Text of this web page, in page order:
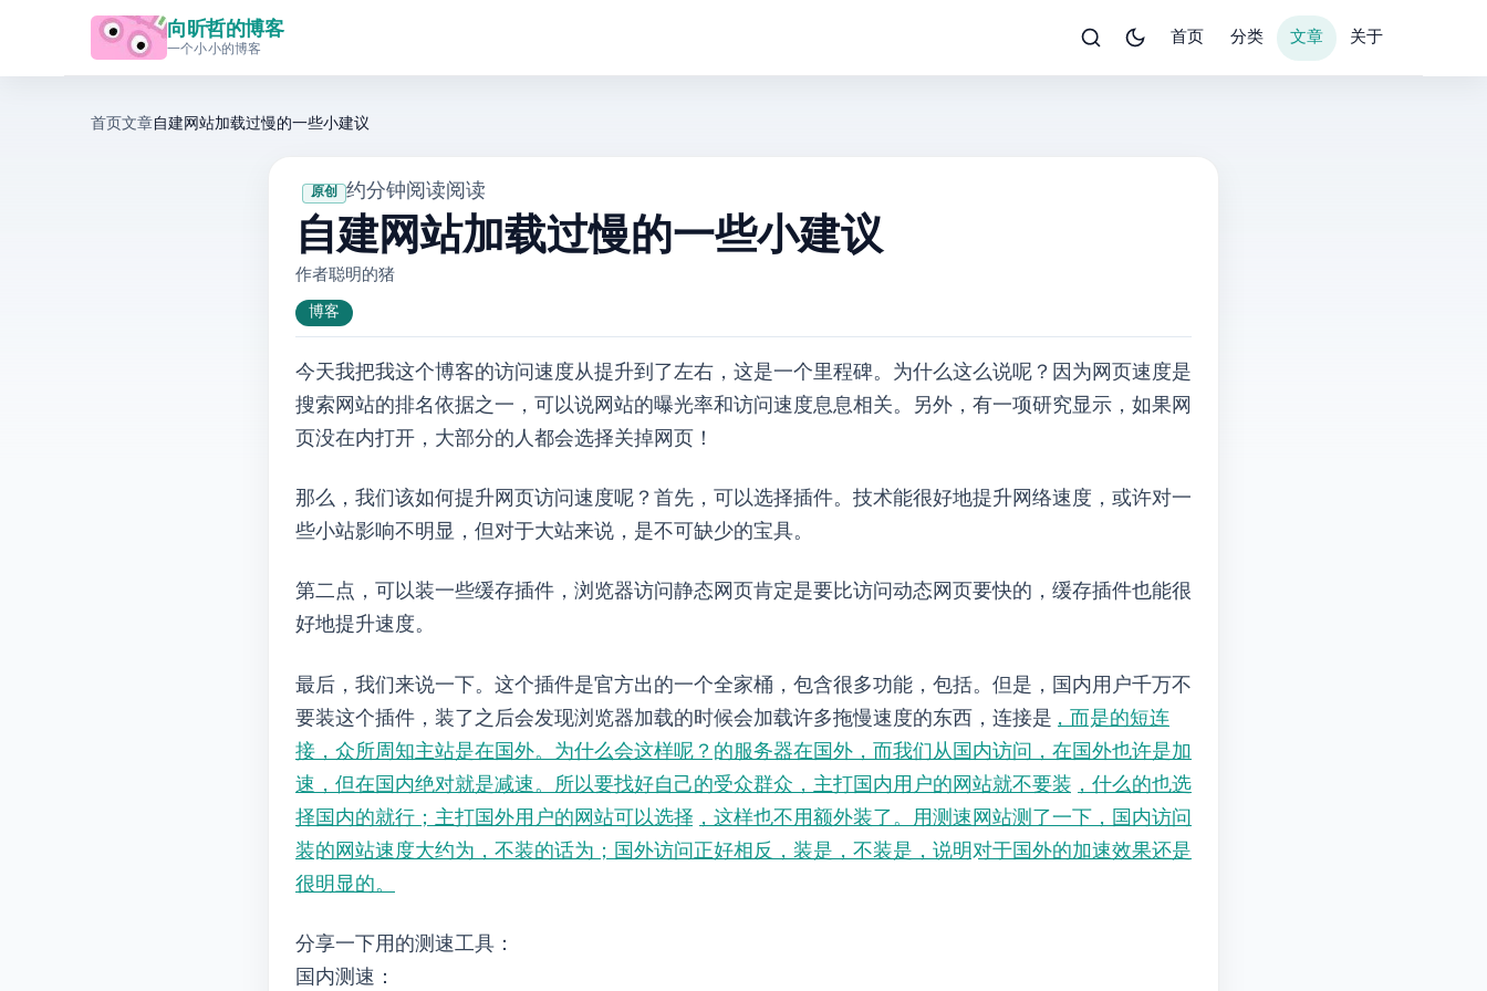
向昕哲的博客
一个小小的博客
首页 分类 文章 关于
首页文章自建WordPress网站加载过慢的一些小建议
原创 · 约 3 分钟阅读 · 阅读
自建WordPress网站加载过慢的一些小建议
作者: 聪明的猪
博客
今天我把我这个博客的访问速度从20s提升到了2s左右，这是一个里程碑。为什么这么说呢？因为网页速度是
搜索网站的排名依据之一，可以说网站的曝光率和访问速度息息相关。另外，有一项研究显示，如果网
页没在5s内打开，大部分的人都会选择关掉网页！
那么，我们该如何提升网页访问速度呢？首先，可以选择CDN插件。CDN技术能很好地提升网络速度，或许对一
些小站影响不明显，但对于大站来说，CDN是不可缺少的宝具。
第二点，可以装一些缓存插件，浏览器访问静态网页肯定是要比访问动态网页要快的，缓存插件也能很
好地提升速度。
最后，我们来说一下Jetpack。这个插件是WordPress官方出的一个“全家桶”，包含很多功能，包括CDN。但是，国内用户千万不
要装这个插件，装了之后会发现浏览器加载的时候会加载许多拖慢速度的东西，连接是“ https://XXX.wp.com/XXX”，而“wp.com”是WordPress的短连
接，众所周知WordPress主站是在国外。为什么会这样呢？Jetpack的CDN服务器在国外，而我们从国内访问，在国外也许是加
速，但在国内绝对就是减速。所以要找好自己的受众群众，主打国内用户的网站就不要装Jetpack，CDN什么的也选
择国内的就行；主打国外用户的网站可以选择Jetpack，这样也不用额外装CDN了。用测速网站测了一下，国内访问
装Jetpack的网站速度大约为20s，不装的话为2s；国外访问正好相反，装是2s，不装是20s，说明Jetpack对于国外的加速效果还是
很明显的。
分享一下用的测速工具：
国内测速：